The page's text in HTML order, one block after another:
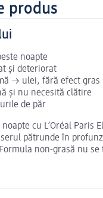
produs
noapte
și deteriorat
→ ulei, fără efect gras
și nu necesită clătire
de păr
noapte cu L’Oréal
serul pătrunde în
non-grasă nu